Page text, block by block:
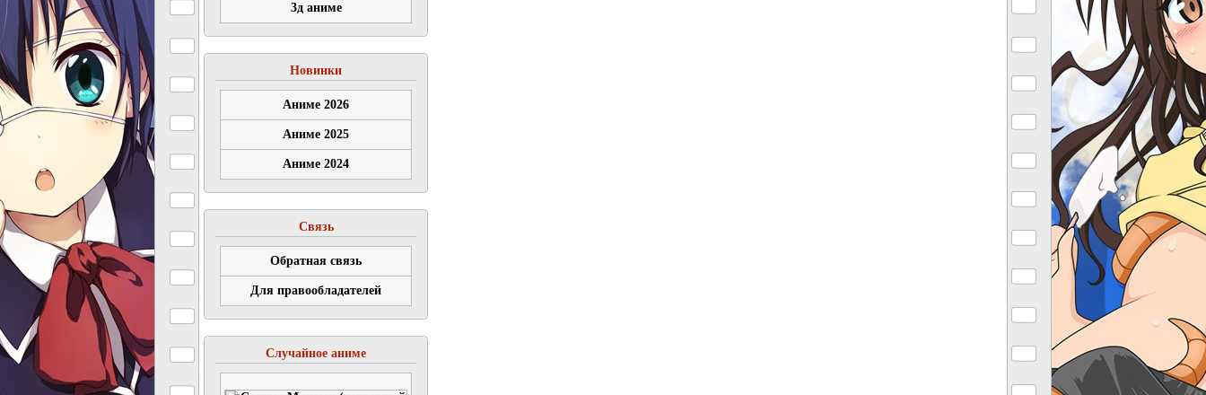
3д аниме
Новинки
Аниме 2026
Аниме 2025
Аниме 2024
Связь
Обратная связь
Для правообладателей
Случайное аниме